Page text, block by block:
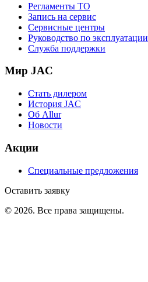
Регламенты ТО
Запись на сервис
Сервисные центры
Руководство по эксплуатации
Служба поддержки
Мир JAC
Стать дилером
История JAC
Об Allur
Новости
Акции
Специальные предложения
Оставить заявку
© 2026. Все права защищены.